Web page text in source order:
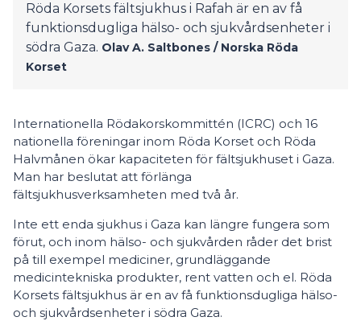
Röda Korsets fältsjukhus i Rafah är en av få
funktionsdugliga hälso- och sjukvårdsenheter i
södra Gaza. Olav A. Saltbones / Norska Röda
Korset
Internationella Rödakorskommittén (ICRC) och 16
nationella föreningar inom Röda Korset och Röda
Halvmånen ökar kapaciteten för fältsjukhuset i Gaza.
Man har beslutat att förlänga
fältsjukhusverksamheten med två år.
Inte ett enda sjukhus i Gaza kan längre fungera som
förut, och inom hälso- och sjukvården råder det brist
på till exempel mediciner, grundläggande
medicintekniska produkter, rent vatten och el. Röda
Korsets fältsjukhus är en av få funktionsdugliga hälso-
och sjukvårdsenheter i södra Gaza.